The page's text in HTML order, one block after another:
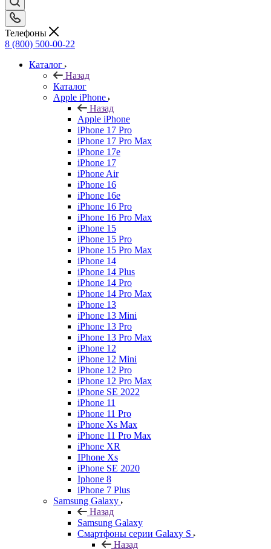
Телефоны
8 (800) 500-00-22
Каталог
Назад
Каталог
Apple iPhone
Назад
Apple iPhone
iPhone 17 Pro
iPhone 17 Pro Max
iPhone 17e
iPhone 17
iPhone Air
iPhone 16
iPhone 16e
iPhone 16 Pro
iPhone 16 Pro Max
iPhone 15
iPhone 15 Pro
iPhone 15 Pro Max
iPhone 14
iPhone 14 Plus
iPhone 14 Pro
iPhone 14 Pro Max
iPhone 13
iPhone 13 Mini
iPhone 13 Pro
iPhone 13 Pro Max
iPhone 12
iPhone 12 Mini
iPhone 12 Pro
iPhone 12 Pro Max
iPhone SE 2022
iPhone 11
iPhone 11 Pro
iPhone Xs Max
iPhone 11 Pro Max
iPhone XR
IPhone Xs
iPhone SE 2020
Iphone 8
iPhone 7 Plus
Samsung Galaxy
Назад
Samsung Galaxy
Смартфоны серии Galaxy S
Назад